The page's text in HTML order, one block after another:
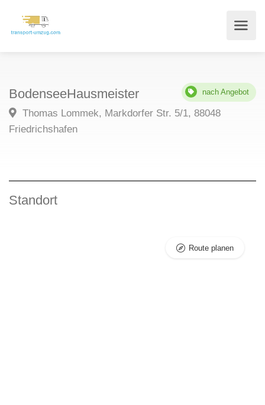
BodenseeHausmeister nach Angebot
Thomas Lommek, Markdorfer Str. 5/1, 88048
Friedrichshafen
Standort
Route planen